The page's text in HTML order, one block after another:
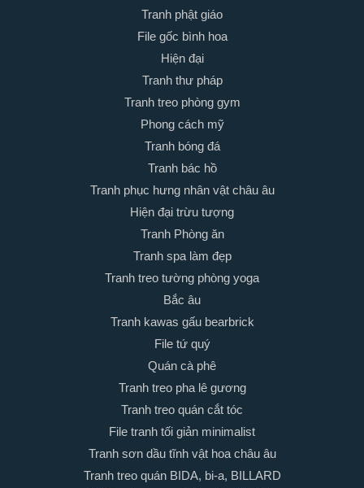
Tranh phật giáo
File gốc bình hoa
Hiện đại
Tranh thư pháp
Tranh treo phòng gym
Phong cách mỹ
Tranh bóng đá
Tranh bác hồ
Tranh phục hưng nhân vật châu âu
Hiện đại trừu tượng
Tranh Phòng ăn
Tranh spa làm đẹp
Tranh treo tường phòng yoga
Bắc âu
Tranh kawas gấu bearbrick
File tứ quý
Quán cà phê
Tranh treo pha lê gương
Tranh treo quán cắt tóc
File tranh tối giản minimalist
Tranh sơn dầu tĩnh vật hoa châu âu
Tranh treo quán BIDA, bi-a, BILLARD